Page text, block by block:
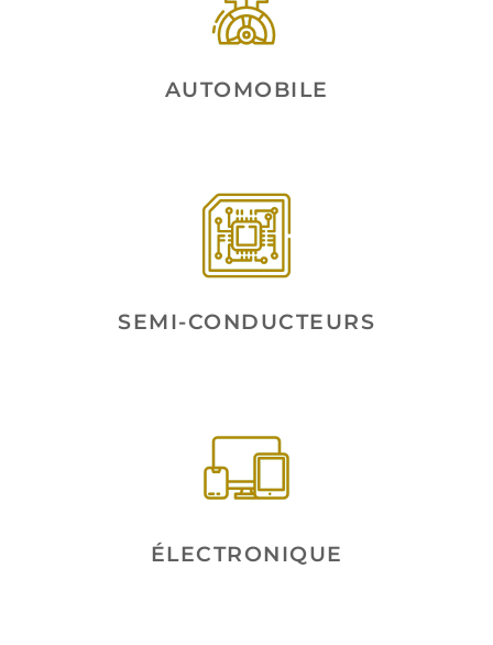
AUTOMOBILE
SEMI-CONDUCTEURS
ÉLECTRONIQUE